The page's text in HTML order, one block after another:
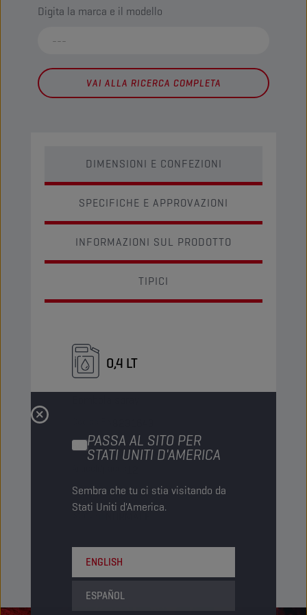
PASSA AL SITO PER
STATI UNITI D'AMERICA
Sembra che tu ci stia visitando da
Stati Uniti d'America.
ENGLISH
ESPAÑOL
Digita la marca e il modello
VAI ALLA RICERCA COMPLETA
DIMENSIONI E CONFEZIONI
SPECIFICHE E APPROVAZIONI
INFORMAZIONI SUL PRODOTTO
TIPICI
0,4 LT
5413048231643
Pacchi/pallet-
Status